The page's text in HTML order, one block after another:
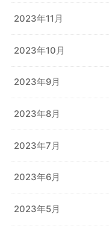
2023年11月
2023年10月
2023年9月
2023年8月
2023年7月
2023年6月
2023年5月